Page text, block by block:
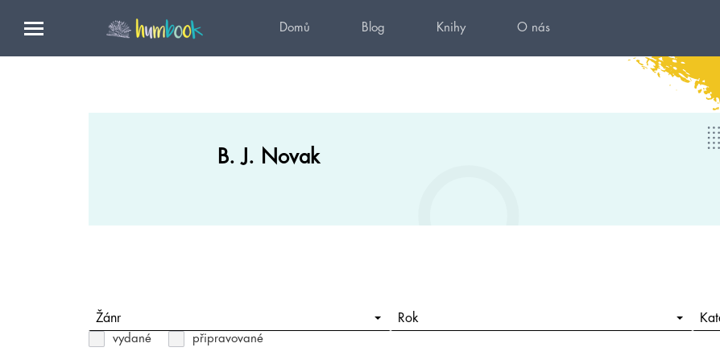
Domů Blog Knihy O nás
B. J. Novak
Žánr Rok
vydané připravované